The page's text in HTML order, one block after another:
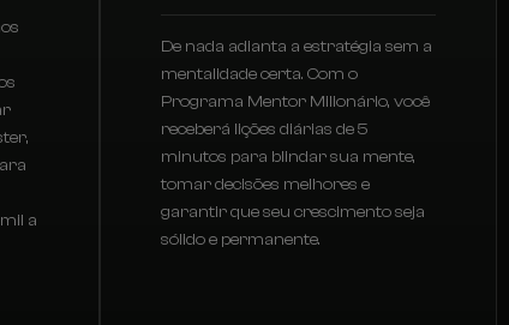
a
De nada adianta a estratégia sem a
mentalidade certa. Com o
Programa Mentor Milionário, você
receberá lições diárias de 5
minutos para blindar sua mente,
tomar decisões melhores e
garantir que seu crescimento seja
sólido e permanente.